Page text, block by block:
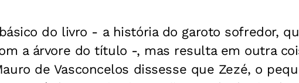
do livro - a história do garoto sofredor,
a árvore do título -, mas resulta em outra
de Vasconcelos dissesse que Zezé, o